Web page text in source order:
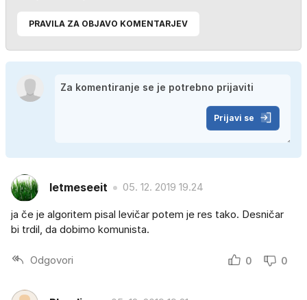
PRAVILA ZA OBJAVO KOMENTARJEV
Prijavi se
letmeseeit 05. 12. 2019 19.24
ja če je algoritem pisal levičar potem je res tako. Desničar
bi trdil, da dobimo komunista.
Odgovori 0 0